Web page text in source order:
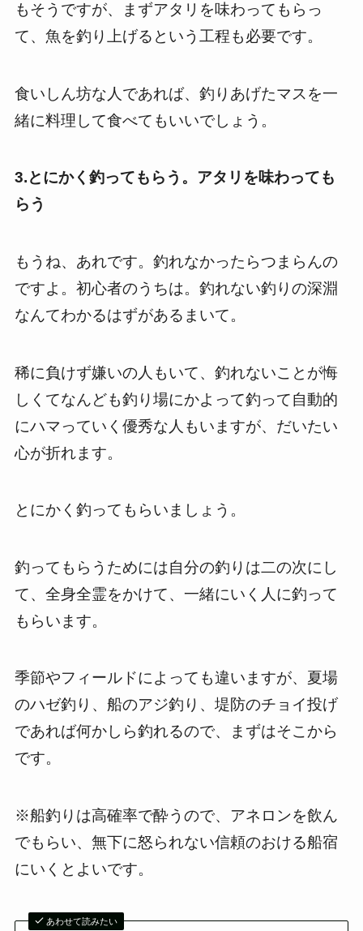
もそうですが、まずアタリを味わってもらっ
て、魚を釣り上げるという工程も必要です。
食いしん坊な人であれば、釣りあげたマスを一
緒に料理して食べてもいいでしょう。
3.とにかく釣ってもらう。アタリを味わっても
らう
もうね、あれです。釣れなかったらつまらんの
ですよ。初心者のうちは。釣れない釣りの深淵
なんてわかるはずがあるまいて。
稀に負けず嫌いの人もいて、釣れないことが悔
しくてなんども釣り場にかよって釣って自動的
にハマっていく優秀な人もいますが、だいたい
心が折れます。
とにかく釣ってもらいましょう。
釣ってもらうためには自分の釣りは二の次にし
て、全身全霊をかけて、一緒にいく人に釣って
もらいます。
季節やフィールドによっても違いますが、夏場
のハゼ釣り、船のアジ釣り、堤防のチョイ投げ
であれば何かしら釣れるので、まずはそこから
です。
※船釣りは高確率で酔うので、アネロンを飲ん
でもらい、無下に怒られない信頼のおける船宿
にいくとよいです。
あわせて読みたい